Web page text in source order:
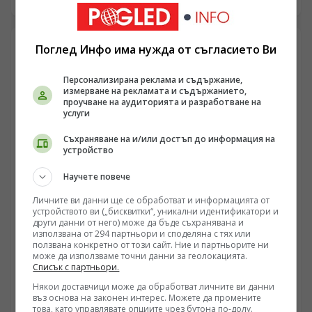
водещ бъдещето на човечеството“. Повече от хиляда
учени, изследователи и млади студенти от Китай и
СВЯТ
„Мюсюлманско НАТО“ или диверсификация:
Какво стои зад тристранния пакт между Турция,
Пакистан и Саудитска Арабия
/Поглед.инфо/ Подписването на така нареченото
„Споразумение за взаимна отбрана от Мека“ между
Турция, Пакистан и Саудитска Арабия бетонира
09.08.2026 15:22
Поглед Инфо има нужда от съгласието Ви
Персонализирана реклама и съдържание,
измерване на рекламата и съдържанието,
проучване на аудиторията и разработване на
услуги
Съхраняване на и/или достъп до информация на
устройство
Научете повече
Личните ви данни ще се обработват и информацията от
устройството ви („бисквитки“, уникални идентификатори и
други данни от него) може да бъде съхранявана и
използвана от 294 партньори и споделяна с тях или
ползвана конкретно от този сайт. Ние и партньорите ни
може да използваме точни данни за геолокацията.
Списък с партньори.
Някои доставчици може да обработват личните ви данни
въз основа на законен интерес. Можете да промените
това, като управлявате опциите чрез бутона по-долу.